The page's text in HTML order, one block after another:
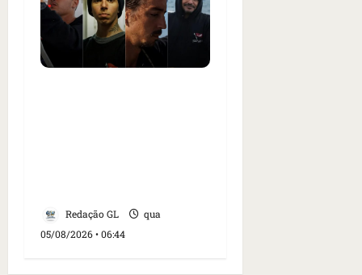
Redação GL
qua
05/08/2026 • 06:44